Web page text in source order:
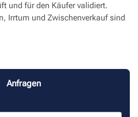
und für den Käufer validiert.
Irrtum und Zwischenverkauf sind
Anfragen